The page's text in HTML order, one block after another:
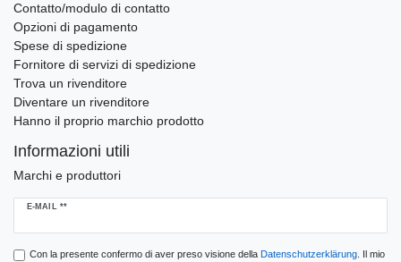
Contatto/modulo di contatto
Opzioni di pagamento
Spese di spedizione
Fornitore di servizi di spedizione
Trova un rivenditore
Diventare un rivenditore
Hanno il proprio marchio prodotto
Informazioni utili
Marchi e produttori
E-MAIL **
Ceres::Template.newsletterHoneypotLabel
Con la presente confermo di aver preso visione della Daten­schutz­erklärung. Il mio